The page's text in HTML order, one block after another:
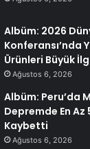
Albüm: 2026
Konferansı’nda
Ürünleri Büyük
Ağustos 6, 2026
Albüm: Peru’da
Depremde En Az
Kaybetti
Ağustos 6, 2026